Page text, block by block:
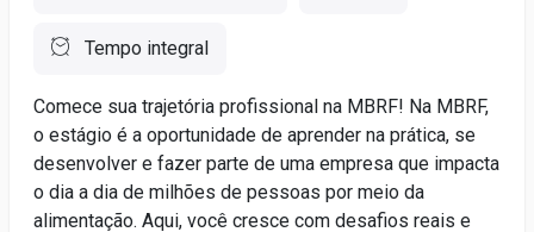
Tempo integral
Comece sua trajetória profissional na MBRF! Na MBRF,
o estágio é a oportunidade de aprender na prática, se
desenvolver e fazer parte de uma empresa que impacta
o dia a dia de milhões de pessoas por meio da
alimentação. Aqui, você cresce com desafios reais e